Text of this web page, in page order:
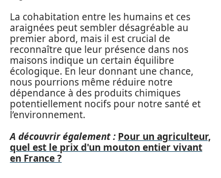
La cohabitation entre les humains et ces
araignées peut sembler désagréable au
premier abord, mais il est crucial de
reconnaître que leur présence dans nos
maisons indique un certain équilibre
écologique. En leur donnant une chance,
nous pourrions même réduire notre
dépendance à des produits chimiques
potentiellement nocifs pour notre santé et
l’environnement.
A découvrir également : Pour un agriculteur,
quel est le prix d'un mouton entier vivant
en France ?